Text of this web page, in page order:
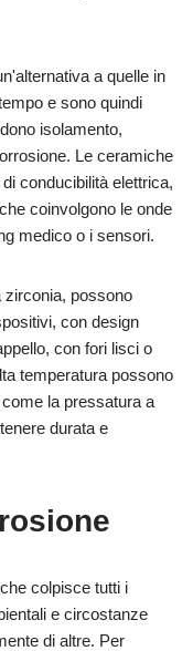
a quelle in
e sono quindi
isolamento,
Le ceramiche
conducibilità elettrica,
coinvolgono le onde
medico o i sensori.
zirconia, possono
con design
con fori lisci o
temperatura possono
la pressatura a
durata e
colpisce tutti i
e circostanze
di altre. Per